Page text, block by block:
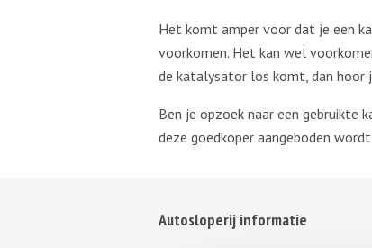
Het komt amper voor dat je een
voorkomen. Het kan wel
de katalysator los komt, dan hoor
Ben je opzoek naar een gebruikte
deze goedkoper aangeboden
Autosloperij informatie